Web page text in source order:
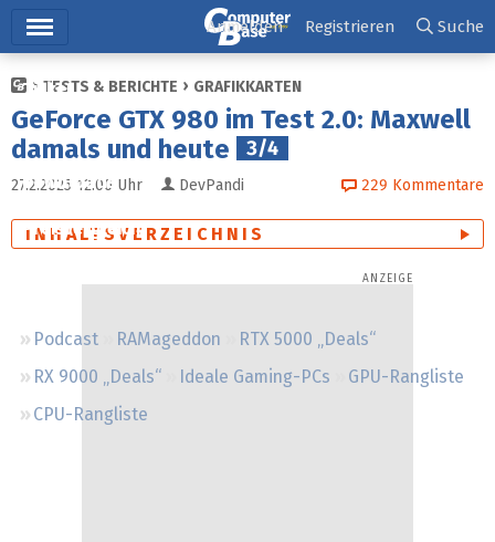
Ticker
Tests
Downloads
Preisvergleich
Podcast RAMageddon
RTX 5000 „Deals“
RX 9000 „Deals“
Ideale Gaming-PCs
GPU-Rangliste
CPU-Rangliste
Anmelden Registrieren Suche
TESTS & BERICHTE GRAFIKKARTEN
GeForce GTX 980 im Test 2.0: Maxwell
damals und heute
3/4
27.2.2025 12:00 Uhr DevPandi 229 Kommentare
INHALTSVERZEICHNIS